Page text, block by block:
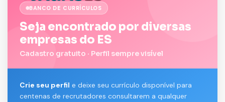
BANCO DE CURRÍCULOS
Seja encontrado por diversas
empresas do ES
Cadastro gratuito · Perfil sempre visível
Crie seu perfil e deixe seu currículo disponível para
centenas de recrutadores consultarem a qualquer